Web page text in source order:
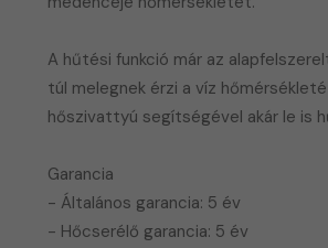
A hűtési funkció már az
túl melegnek érzi a víz
hőszivattyú segítségével akár le is
Garancia
- Általános garancia: 5 év
- Hőcserélő garancia: 5 év